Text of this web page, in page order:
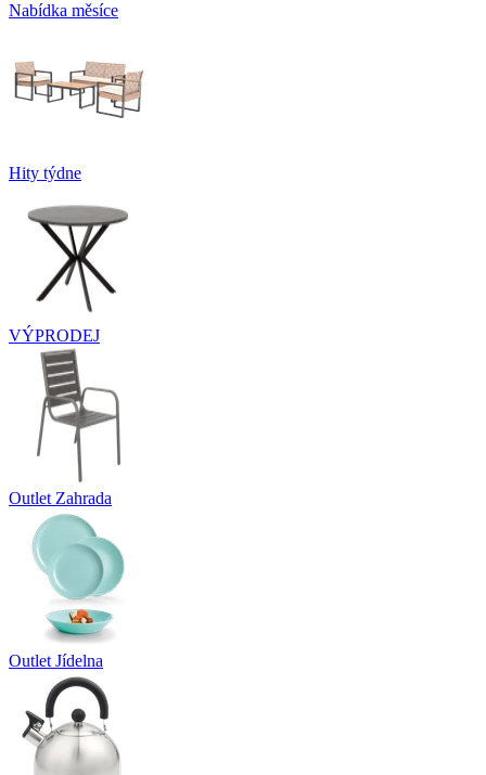
Nabídka měsíce
Hity týdne
VÝPRODEJ
Outlet Zahrada
Outlet Jídelna